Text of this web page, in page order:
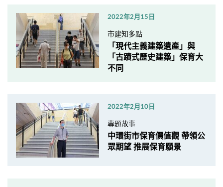
2022年2月15日
市建知多點
「現代主義建築遺產」與
「古蹟式歷史建築」保育大
不同
2022年2月10日
專題故事
中環街市保育價值觀 帶領公
眾期望 推展保育願景